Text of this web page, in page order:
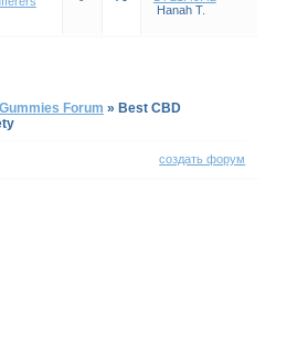
Hanah T.
Forum » Best CBD
создать форум